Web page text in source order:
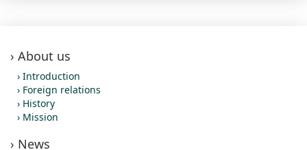
About us
Introduction
Foreign relations
History
Mission
News